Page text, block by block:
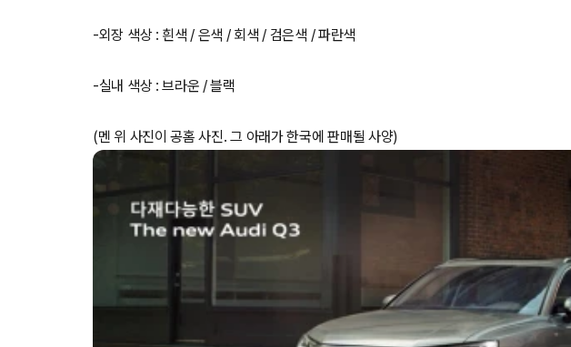
-외장 색상 : 흰색 / 은색 / 회색 / 검은색 / 파란색
-실내 색상 : 브라운 / 블랙
(멘 위 사진이 공홈 사진. 그 아래가 한국에 판매될 사양)